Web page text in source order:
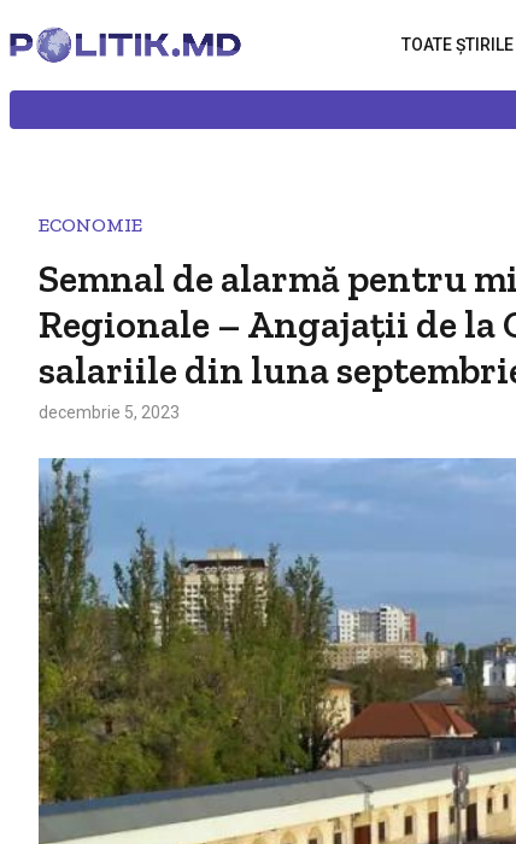
TOATE ȘTIRILE
ECONOMIE
Semnal de alarmă pentru
Regionale – Angajații de la
salariile din luna
decembrie 5, 2023